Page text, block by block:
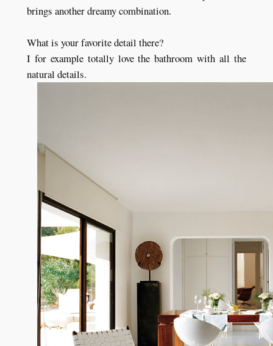
brings another dreamy combination.
What is your favorite detail there?
I for example totally love the bathroom with all the
natural details.